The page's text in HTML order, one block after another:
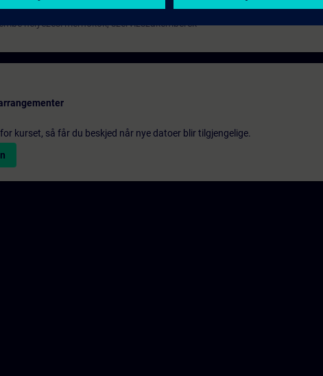
helyezési mérnökök, szervizszakemberek
kurset, så får du beskjed når nye datoer blir tilgjengelige.